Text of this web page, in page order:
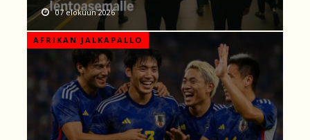
07 elokuun 2026
AFRIKAN JALKAPALLO